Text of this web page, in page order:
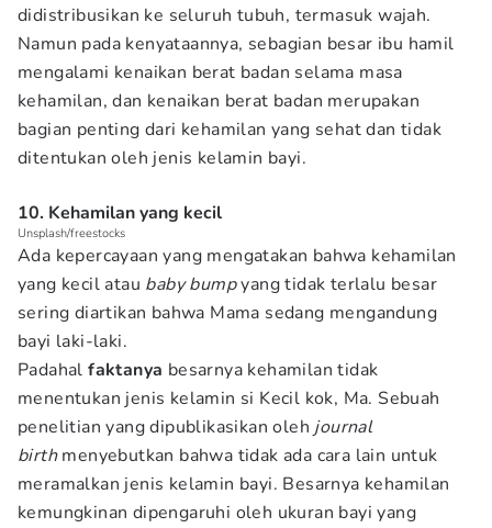
didistribusikan ke seluruh tubuh, termasuk wajah.
Namun pada kenyataannya, sebagian besar ibu hamil
mengalami kenaikan berat badan selama masa
kehamilan, dan kenaikan berat badan merupakan
bagian penting dari kehamilan yang sehat dan tidak
ditentukan oleh jenis kelamin bayi.
10. Kehamilan yang kecil
Unsplash/freestocks
Ada kepercayaan yang mengatakan bahwa kehamilan
yang kecil atau baby bumpyang tidak terlalu besar
sering diartikan bahwa Mama sedang mengandung
bayi laki-laki.
Padahalfaktanya besarnya kehamilan tidak
menentukan jenis kelamin si Kecil kok, Ma. Sebuah
penelitian yang dipublikasikan oleh journal
birthmenyebutkan bahwa tidak ada cara lain untuk
meramalkan jenis kelamin bayi. Besarnya kehamilan
kemungkinan dipengaruhi oleh ukuran bayi yang